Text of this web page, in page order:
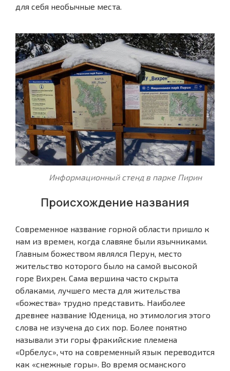
для себя необычные места.
Информационный стенд в парке Пирин
Происхождение названия
Современное название горной области пришло к
нам из времен, когда славяне были язычниками.
Главным божеством являлся Перун, место
жительство которого было на самой высокой
горе Вихрен. Сама вершина часто скрыта
облаками, лучшего места для жительства
«божества» трудно представить. Наиболее
древнее название Юденица, но этимология этого
слова не изучена до сих пор. Более понятно
называли эти горы фракийские племена
«Орбелус», что на современный язык переводится
как «снежные горы». Во время османского